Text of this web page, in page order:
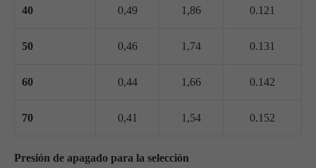
40 0,49 1,86 0.121
50 0,46 1,74 0.131
60 0,44 1,66 0.142
70 0,41 1,54 0.152
Presión de apagado para la selección